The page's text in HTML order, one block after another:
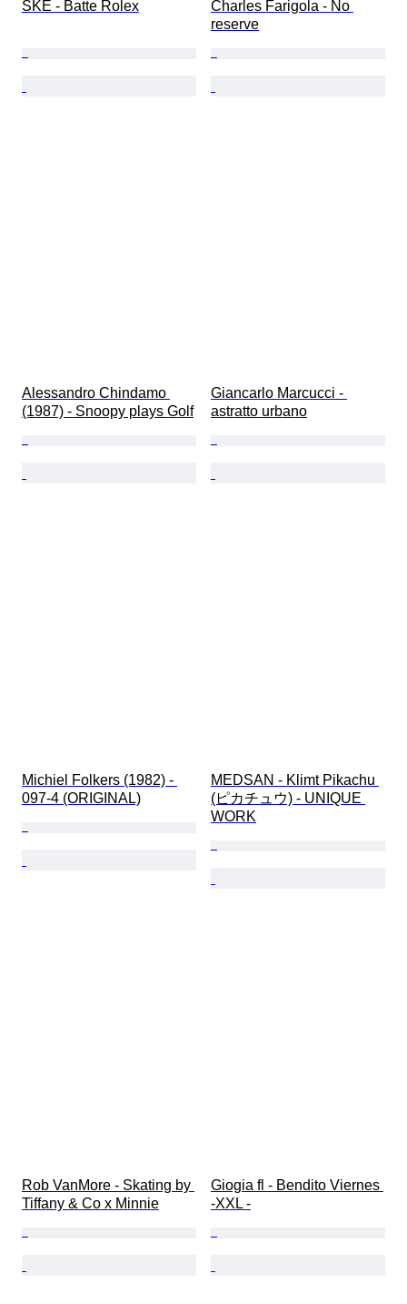
SKE - Batte Rolex
Charles Farigola - No
reserve
Alessandro Chindamo
(1987) - Snoopy plays Golf
Giancarlo Marcucci -
astratto urbano
Michiel Folkers (1982) -
097-4 (ORIGINAL)
MEDSAN - Klimt Pikachu
(ピカチュウ) - UNIQUE
WORK
Rob VanMore - Skating by
Tiffany & Co x Minnie
Giogia fl - Bendito Viernes
-XXL -